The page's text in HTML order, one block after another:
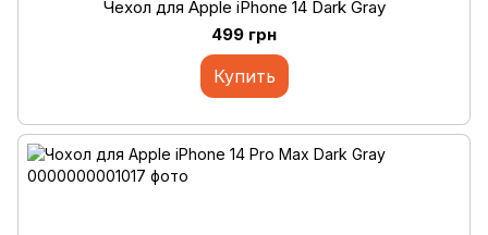
Чехол для Apple iPhone 14 Dark Gray
499 грн
Купить